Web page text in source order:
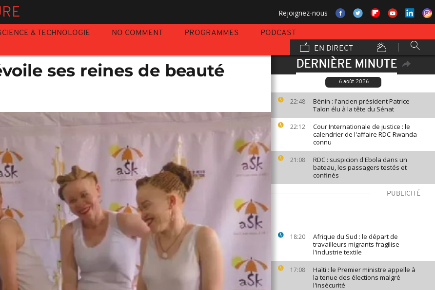
Rejoignez-nous
& TECHNOLOGIE NO COMMENT PROGRAMMES
PODCAST
EN DIRECT
DERNIÈRE MINUTE
6 août 2026
22:48
Bénin : l'ancien président Patrice
Talon élu à la tête du Sénat
22:12
Cour Internationale de justice : le
calendrier de l'affaire RDC-Rwanda
connu
21:08
RDC : suspicion d'Ebola dans un
bateau, les passagers testés et
confinés
PUBLICITÉ
18:20
Afrique du Sud : le départ de
travailleurs migrants fragilise
l'industrie textile
17:08
Haïti : le Premier ministre appelle à
la tenue des élections malgré
l'insécurité
ses reines de beauté